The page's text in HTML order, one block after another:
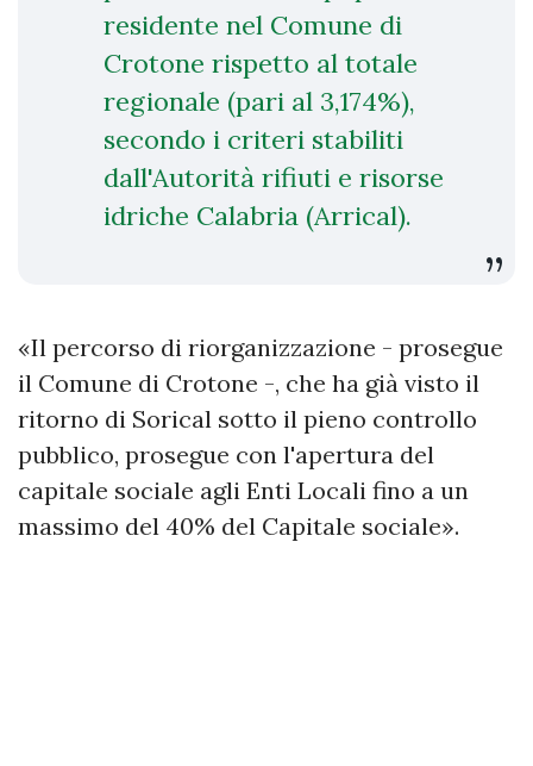
residente nel Comune di
Crotone rispetto al totale
regionale (pari al 3,174%),
secondo i criteri stabiliti
dall'Autorità rifiuti e risorse
idriche Calabria (Arrical).
«Il percorso di riorganizzazione - prosegue
il Comune di Crotone -, che ha già visto il
ritorno di Sorical sotto il pieno controllo
pubblico, prosegue con l'apertura del
capitale sociale agli Enti Locali fino a un
massimo del 40% del Capitale sociale».